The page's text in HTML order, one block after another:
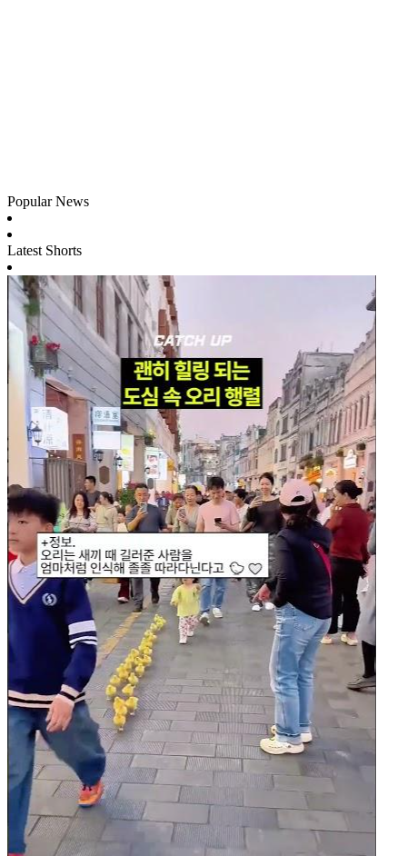
Popular News
Latest Shorts